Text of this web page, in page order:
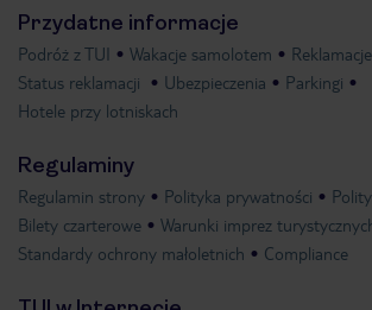
Przydatne informacje
Podróż z TUI Wakacje samolotem
Reklamacje
Status reklamacji
Ubezpieczenia
Parkingi
Hotele przy lotniskach
Regulaminy
Regulamin strony Polityka prywatności
Bilety czarterowe
Warunki imprez
Standardy ochrony małoletnich
Compliance